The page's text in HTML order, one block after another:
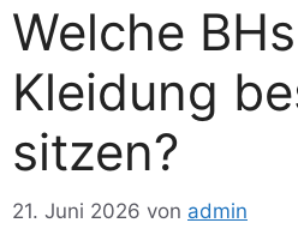
Welche
Kleidung
sitzen?
21. Juni 2026 von admin